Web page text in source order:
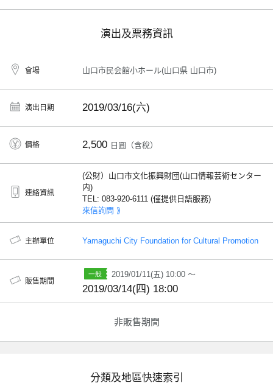
演出及票務資訊
會場 山口市民会館小ホール(山口県 山口市)
演出日期 2019/03/16(六)
價格 2,500 日圓（含稅）
連絡資訊
(公財）山口市文化振興財団(山口情報芸術センター
内)
TEL: 083-920-6111 (僅提供日語服務)
來信詢問 ⟫
主辦單位 Yamaguchi City Foundation for Cultural Promotion
販售期間
2019/01/11(五) 10:00 ～
2019/03/14(四) 18:00
非販售期間
分類及地區快速索引